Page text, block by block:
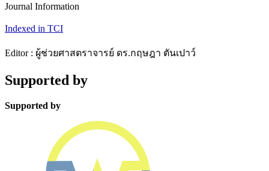
Journal Information
Indexed in TCI
Editor : ผู้ช่วยศาสตราจารย์ ดร.กฤษฎา ตันเปาว์
Supported by
Supported by